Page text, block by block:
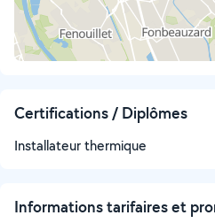
Certifications / Diplômes
Installateur thermique
Informations tarifaires et